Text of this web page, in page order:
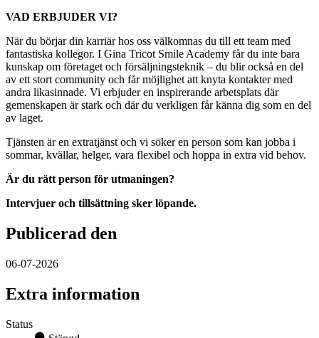
VAD ERBJUDER VI?
När du börjar din karriär hos oss välkomnas du till ett team med
fantastiska kollegor. I Gina Tricot Smile Academy får du inte bara
kunskap om företaget och försäljningsteknik – du blir också en del
av ett stort community och får möjlighet att knyta kontakter med
andra likasinnade. Vi erbjuder en inspirerande arbetsplats där
gemenskapen är stark och där du verkligen får känna dig som en del
av laget.
Tjänsten är en extratjänst och vi söker en person som kan jobba i
sommar, kvällar, helger, vara flexibel och hoppa in extra vid behov.
Är du rätt person för utmaningen?
Intervjuer och tillsättning sker löpande.
Publicerad den
06-07-2026
Extra information
Status